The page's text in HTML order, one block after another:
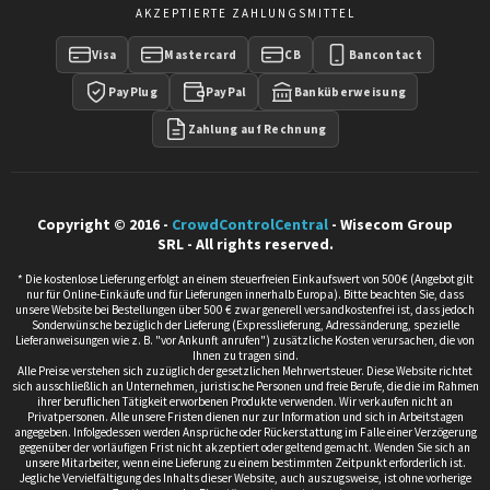
AKZEPTIERTE ZAHLUNGSMITTEL
Visa Mastercard CB Bancontact
PayPlug PayPal Banküberweisung
Zahlung auf Rechnung
Copyright © 2016 - CrowdControlCentral - Wisecom Group
SRL - All rights reserved.
* Die kostenlose Lieferung erfolgt an einem steuerfreien Einkaufswert von 500€ (Angebot gilt
nur für Online-Einkäufe und für Lieferungen innerhalb Europa). Bitte beachten Sie, dass
unsere Website bei Bestellungen über 500 € zwar generell versandkostenfrei ist, dass jedoch
Sonderwünsche bezüglich der Lieferung (Expresslieferung, Adressänderung, spezielle
Lieferanweisungen wie z. B. "vor Ankunft anrufen") zusätzliche Kosten verursachen, die von
Ihnen zu tragen sind.
Alle Preise verstehen sich zuzüglich der gesetzlichen Mehrwertsteuer. Diese Website richtet
sich ausschließlich an Unternehmen, juristische Personen und freie Berufe, die die im Rahmen
ihrer beruflichen Tätigkeit erworbenen Produkte verwenden. Wir verkaufen nicht an
Privatpersonen. Alle unsere Fristen dienen nur zur Information und sich in Arbeitstagen
angegeben. Infolgedessen werden Ansprüche oder Rückerstattung im Falle einer Verzögerung
gegenüber der vorläufigen Frist nicht akzeptiert oder geltend gemacht. Wenden Sie sich an
unsere Mitarbeiter, wenn eine Lieferung zu einem bestimmten Zeitpunkt erforderlich ist.
Jegliche Vervielfältigung des Inhalts dieser Website, auch auszugsweise, ist ohne vorherige